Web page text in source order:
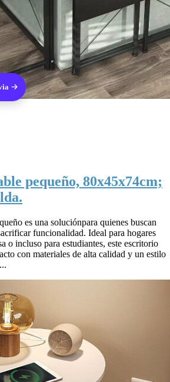
pequeño, 80x45x74cm;
es una soluciónpara quienes buscan
funcionalidad. Ideal para hogares
o incluso para estudiantes, este escritorio
con materiales de alta calidad y un estilo